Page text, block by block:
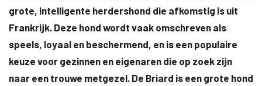
grote, intelligente herdershond die afkomstig is uit
Frankrijk. Deze hond wordt vaak omschreven als
speels, loyaal en beschermend, en is een populaire
keuze voor gezinnen en eigenaren die op zoek zijn
naar een trouwe metgezel. De Briard is een grote hond